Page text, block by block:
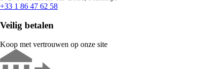
+33 1 86 47 62 58
Veilig betalen
Koop met vertrouwen op onze site